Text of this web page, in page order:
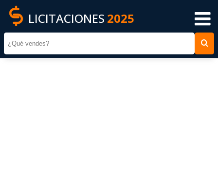
LICITACIONES 2025